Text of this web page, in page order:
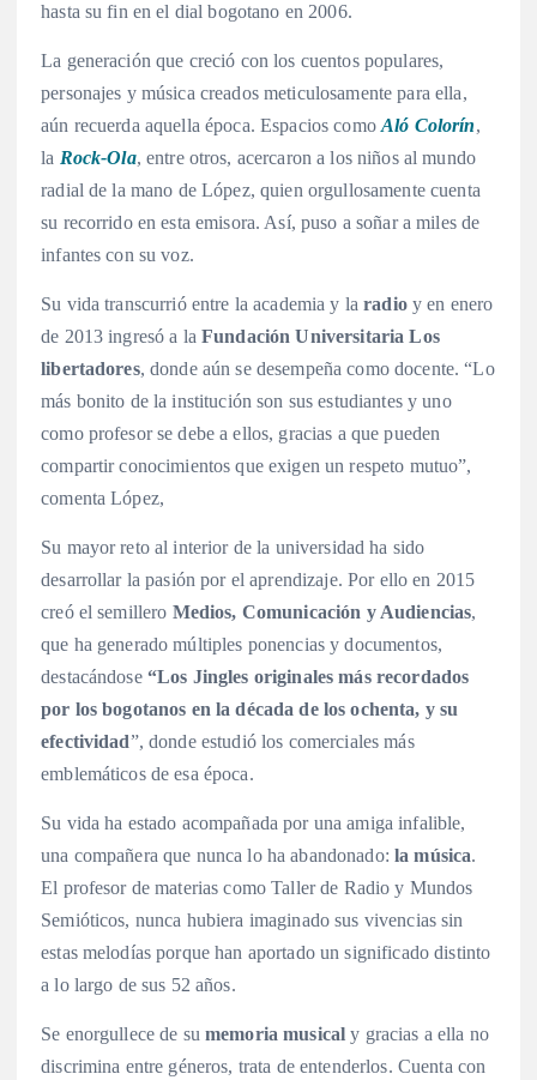
hasta su fin en el dial bogotano en 2006.
La generación que creció con los cuentos populares,
personajes y música creados meticulosamente para ella,
aún recuerda aquella época. Espacios como Aló Colorín,
la Rock-Ola, entre otros, acercaron a los niños al mundo
radial de la mano de López, quien orgullosamente cuenta
su recorrido en esta emisora. Así, puso a soñar a miles de
infantes con su voz.
Su vida transcurrió entre la academia y laradioy en enero
de 2013 ingresó a laFundación Universitaria Los
libertadores, donde aún se desempeña como docente. “Lo
más bonito de la institución son sus estudiantes y uno
como profesor se debe a ellos, gracias a que pueden
compartir conocimientos que exigen un respeto mutuo”,
comenta López,
Su mayor reto al interior de la universidad ha sido
desarrollar la pasión por el aprendizaje. Por ello en 2015
creó el semillero Medios, Comunicación y Audiencias,
que ha generado múltiples ponencias y documentos,
destacándose “Los Jingles originales más recordados
por los bogotanos en la década de los ochenta, y su
efectividad”, donde estudió los comerciales más
emblemáticos de esa época.
Su vida ha estado acompañada por una amiga infalible,
una compañera que nunca lo ha abandonado: la música.
El profesor de materias como Taller de Radio y Mundos
Semióticos, nunca hubiera imaginado sus vivencias sin
estas melodías porque han aportado un significado distinto
a lo largo de sus 52 años.
Se enorgullece de sumemoria musical y gracias a ella no
discrimina entre géneros, trata de entenderlos. Cuenta con